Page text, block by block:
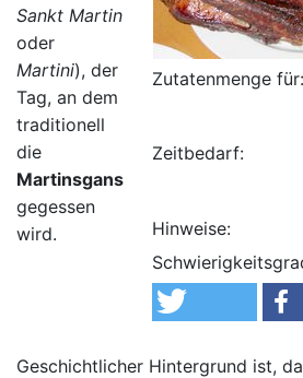
Zutatenmenge für:
Zeitbedarf:
Hinweise:
Sankt Martin
oder
Martini), der
Tag, an dem
traditionell
die
Martinsgans
gegessen
wird.
Geschichtlicher Hintergrund ist,